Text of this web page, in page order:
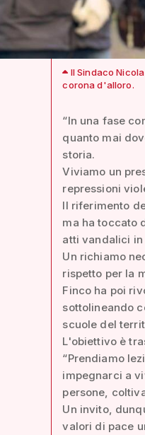
Il Sindaco
corona d'alloro.
“In una fase
quanto mai
storia.
Viviamo un
repressioni
Il riferimento
ma ha toccato
atti vandalici
Un richiamo
rispetto per la
Finco ha poi
sottolineando
scuole del
L'obiettivo è
“Prendiamo
impegnarci a
persone,
Un invito,
valori di pace